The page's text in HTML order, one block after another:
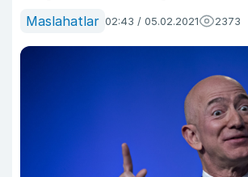
Maslahatlar 02:43 / 05.02.2021 2373